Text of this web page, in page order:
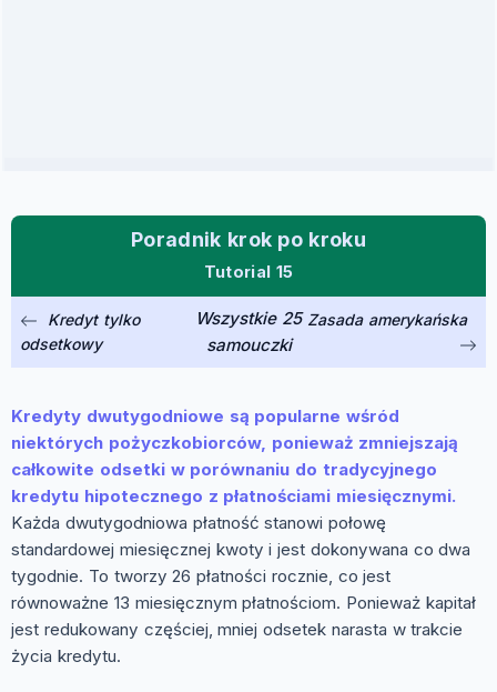
Poradnik krok po kroku
Tutorial 15
Kredyt tylko
odsetkowy
Wszystkie 25
samouczki
Zasada amerykańska
Kredyty dwutygodniowe są popularne wśród
niektórych pożyczkobiorców, ponieważ zmniejszają
całkowite odsetki w porównaniu do tradycyjnego
kredytu hipotecznego z płatnościami miesięcznymi.
Każda dwutygodniowa płatność stanowi połowę
standardowej miesięcznej kwoty i jest dokonywana co dwa
tygodnie. To tworzy 26 płatności rocznie, co jest
równoważne 13 miesięcznym płatnościom. Ponieważ kapitał
jest redukowany częściej, mniej odsetek narasta w trakcie
życia kredytu.